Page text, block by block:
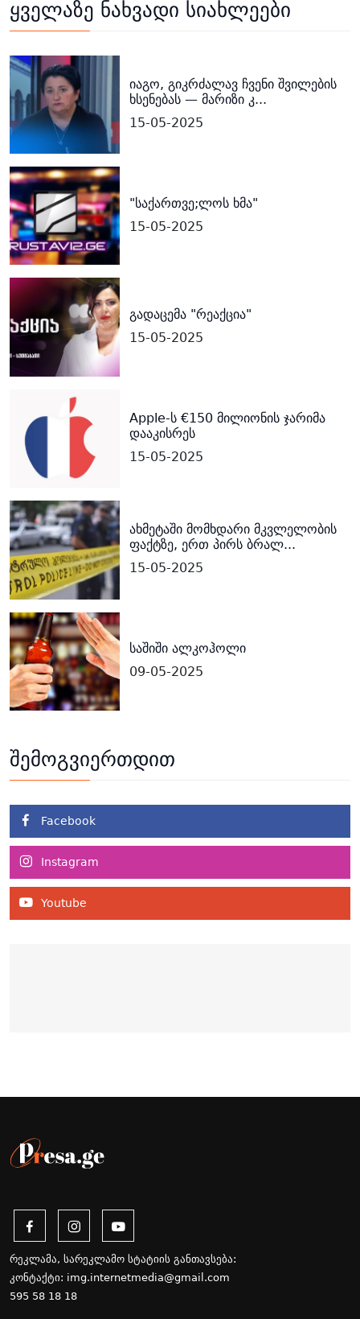
ყველაზე ნახვადი სიახლეები
იაგო, გიკრძალავ ჩვენი შვილების
ხსენებას — მარიზი კ...
15-05-2025
"საქართვე;ლოს ხმა"
15-05-2025
გადაცემა "რეაქცია"
15-05-2025
Apple-ს €150 მილიონის ჯარიმა
დააკისრეს
15-05-2025
ახმეტაში მომხდარი მკვლელობის
ფაქტზე, ერთ პირს ბრალ...
15-05-2025
საშიში ალკოჰოლი
09-05-2025
შემოგვიერთდით
Facebook
Instagram
Youtube
რეკლამა, სარეკლამო სტატიის განთავსება:
კონტაქტი: img.internetmedia@gmail.com
595 58 18 18